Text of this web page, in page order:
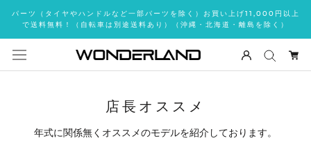
ッ
し
パーツ（タイヤやハンドルなど一部パーツを除く）お買い上げ11,000円以上
で送料無料！（自転車は別途送料あり）（沖縄・北海道・離島を除く）
店長オススメ
年式に関係無くオススメのモデルを紹介しております。